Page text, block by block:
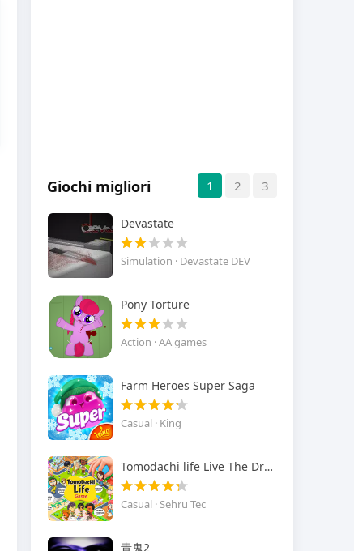
Giochi migliori 1 2 3
Devastate
Simulation · Devastate DEV
Pony Torture
Action · AA games
Farm Heroes Super Saga
Casual · King
Tomodachi life Live The Dream
Casual · Sehru Tec
青鬼2